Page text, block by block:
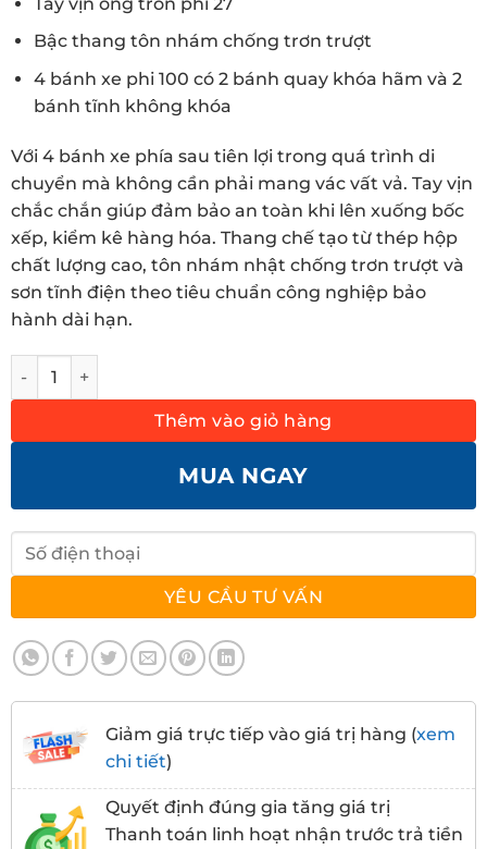
Bậc thang tôn nhám chống trơn trượt
4 bánh xe phi 100 có 2 bánh quay khóa hãm và 2
bánh tĩnh không khóa
Với 4 bánh xe phía sau tiên lợi trong quá trình di
chuyển mà không cần phải mang vác vất vả. Tay vịn
chắc chắn giúp đảm bảo an toàn khi lên xuống bốc
xếp, kiểm kê hàng hóa. Thang chế tạo từ thép hộp
chất lượng cao, tôn nhám nhật chống trơn trượt và
sơn tĩnh điện theo tiêu chuẩn công nghiệp bảo
hành dài hạn.
Thang lấy hàng di động cao 1500mm số lượng
Thêm vào giỏ hàng
MUA NGAY
Giảm giá trực tiếp vào giá trị hàng (xem
chi tiết)
Quyết định đúng gia tăng giá trị
Thanh toán linh hoạt nhận trước trả tiền